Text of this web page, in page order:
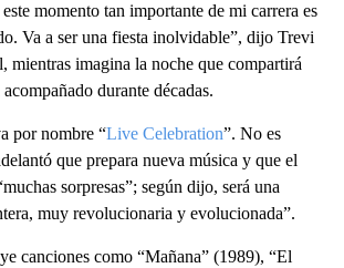
momento tan importante de mi carrera es
Va a ser una fiesta inolvidable”, dijo Trevi
mientras imagina la noche que compartirá
durante décadas.
por nombre “Live Celebration”. No es
que prepara nueva música y que el
sorpresas”; según dijo, será una
muy revolucionaria y evolucionada”.
canciones como “Mañana” (1989), “El